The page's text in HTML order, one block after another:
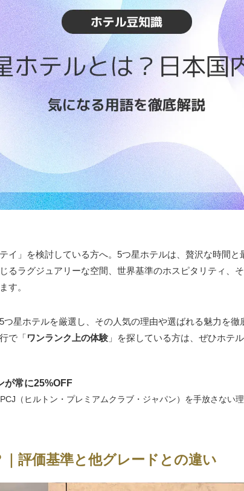
イ」を検討している方へ。5つ星ホテルは、贅沢な時間と
るラグジュアリーな空間、世界基準のホスピタリティ、
す。
つ星ホテルを厳選し、その人気の理由や選ばれる魅力を
で「ワンランク上の体験 」を探している方は、ぜひホテ
が常に25%OFF
（ヒルトン・プレミアムクラブ・ジャパン）を手放さない
評価基準と他グレードとの違い